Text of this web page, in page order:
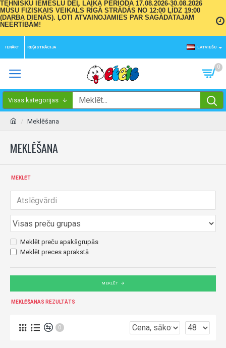
TEHNISKU IEMESLU DĒĻ LAIKA PERIODĀ 17.08.2026-30.08.2026
MŪSU FIZISKAIS VEIKALS RĪGĀ STRĀDĀS NO 12:00 LĪDZ 19:00
(DARBA DIENĀS). ĻOTI ATVAINOJAMIES PAR SAGĀDĀTAJĀM
NEĒRTĪBĀM!
IENĀKT REĢISTRĀCIJA LATVIEŠU
0
Visas kategorijas
Meklēšana
MEKLĒŠANA
MEKLĒT
Meklēt preču apakšgrupās
Meklēt preces aprakstā
MEKLĒT
MEKLĒŠANAS REZULTĀTS
0